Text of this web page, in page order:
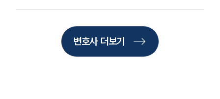
구성원 소개
형사전문변호사
변호사 더보기